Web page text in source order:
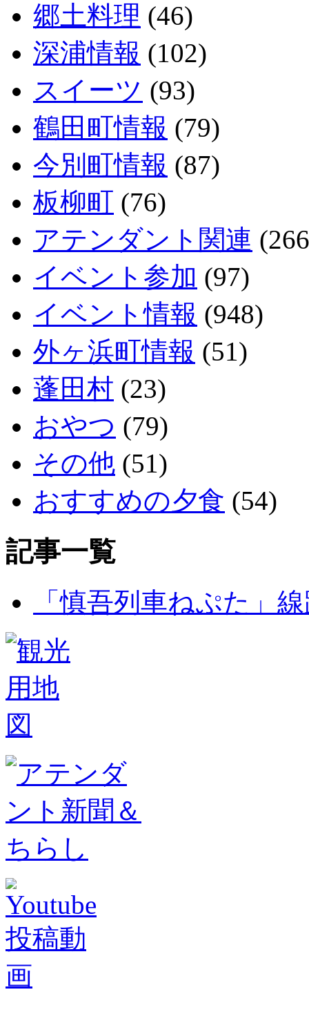
郷土料理 (46)
深浦情報 (102)
スイーツ (93)
鶴田町情報 (79)
今別町情報 (87)
板柳町 (76)
アテンダント関連
イベント参加 (97)
イベント情報 (948)
外ヶ浜町情報 (51)
蓬田村 (23)
おやつ (79)
その他 (51)
おすすめの夕食 (54)
記事一覧
「慎吾列車ねぷた」